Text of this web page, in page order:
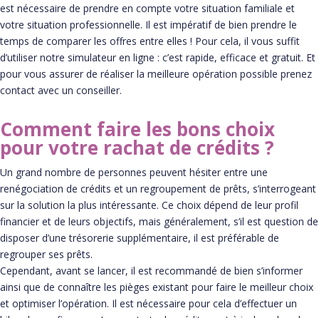
est nécessaire de prendre en compte votre situation familiale et
votre situation professionnelle. Il est impératif de bien prendre le
temps de comparer les offres entre elles ! Pour cela, il vous suffit
d’utiliser notre simulateur en ligne : c’est rapide, efficace et gratuit. Et
pour vous assurer de réaliser la meilleure opération possible prenez
contact avec un conseiller.
Comment faire les bons choix
pour votre rachat de crédits ?
Un grand nombre de personnes peuvent hésiter entre une
renégociation de crédits et un regroupement de prêts, s’interrogeant
sur la solution la plus intéressante. Ce choix dépend de leur profil
financier et de leurs objectifs, mais généralement, s’il est question de
disposer d’une trésorerie supplémentaire, il est préférable de
regrouper ses prêts.
Cependant, avant se lancer, il est recommandé de bien s’informer
ainsi que de connaître les pièges existant pour faire le meilleur choix
et optimiser l’opération. Il est nécessaire pour cela d’effectuer un